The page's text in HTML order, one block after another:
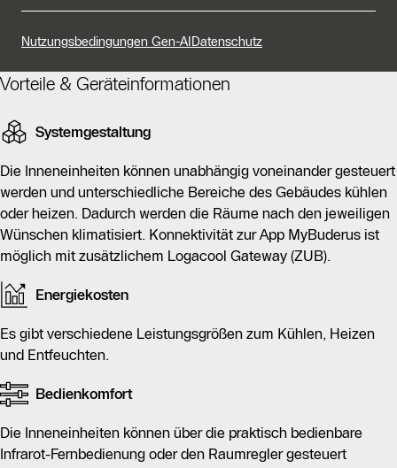
Heizen mit einer Leistung von 2,6 bis 7 kW. Sie
verfügen über verschiedene Betriebsmodi wie Auto-,
Reduzierung der Luftfeuchtigkeit. Die Geräte arbeiten
unabhängig voneinander gesteuert werden, um
unterschiedliche Bereiche eines Gebäudes nach
individuellen Wünschen zu klimatisieren. Eine
Konnektivität zur App MyBuderus ist mit einem
zusätzlichen Logacool Gateway möglich.
Die Bedienung erfolgt bequem über eine Infrarot-
Fernbedienung oder einen Raumregler, wobei alle
Einstellungen auch über die App vorgenommen werden
sich durch eine hohe Energieeffizienz aus, was sie zu
Gewerbeimmobilien macht.
Nutzungsbedingungen Gen-AIDatenschutz
Vorteile & Geräteinformationen
Systemgestaltung
Die Inneneinheiten können unabhängig voneinander gesteuert
werden und unterschiedliche Bereiche des Gebäudes kühlen
oder heizen. Dadurch werden die Räume nach den jeweiligen
Wünschen klimatisiert. Konnektivität zur App MyBuderus ist
möglich mit zusätzlichem Logacool Gateway (ZUB).
Energiekosten
Es gibt verschiedene Leistungsgrößen zum Kühlen, Heizen
und Entfeuchten.
Bedienkomfort
Die Inneneinheiten können über die praktisch bedienbare
Infrarot-Fernbedienung oder den Raumregler gesteuert